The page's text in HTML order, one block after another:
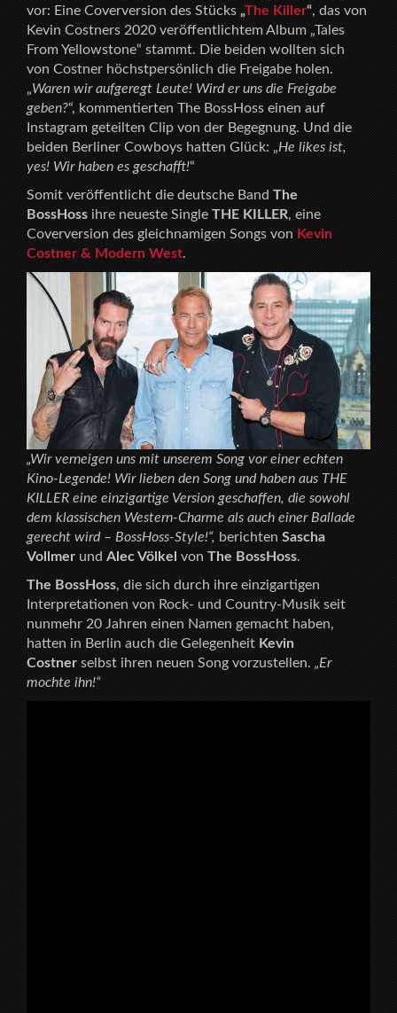
vor: Eine Coverversion des Stücks„The Killer“, das von
Kevin Costners 2020 veröffentlichtem Album „Tales
From Yellowstone“ stammt. Die beiden wollten sich
von Costner höchstpersönlich die Freigabe holen.
„Waren wir aufgeregt Leute! Wird er uns die Freigabe
geben?“, kommentierten The BossHoss einen auf
Instagram geteilten Clip von der Begegnung. Und die
beiden Berliner Cowboys hatten Glück: „He likes ist,
yes! Wir haben es geschafft!“
Somit veröffentlicht die deutsche BandThe
BossHossihre neueste SingleTHE KILLER, eine
Coverversion des gleichnamigen Songs vonKevin
Costner & Modern West.
„Wir verneigen uns mit unserem Song vor einer echten
Kino-Legende! Wir lieben den Song und haben aus THE
KILLER eine einzigartige Version geschaffen, die sowohl
dem klassischen Western-Charme als auch einer Ballade
gerecht wird – BossHoss-Style!“,berichtenSascha
VollmerundAlec VölkelvonThe BossHoss.
The BossHoss, die sich durch ihre einzigartigen
Interpretationen von Rock- und Country-Musik seit
nunmehr 20 Jahren einen Namen gemacht haben,
hatten in Berlin auch die GelegenheitKevin
Costnerselbst ihren neuen Song vorzustellen.„Er
mochte ihn!“